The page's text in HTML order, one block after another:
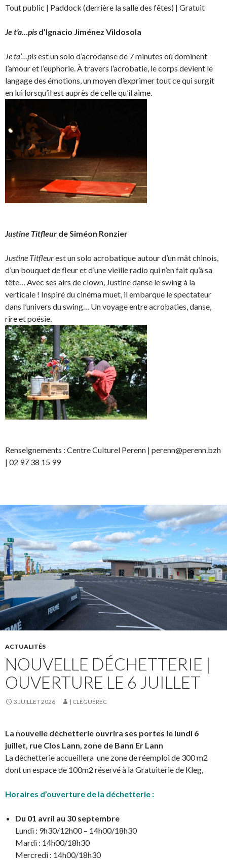
Tout public | Paddock (derrière la salle des fêtes) | Gratuit
Je t’a…pis d’Ignacio Jiménez Vildosola
Je ta’…pisest un solo d’acrodanse de 7 minutes où dominent
l’amour et l’euphorie. À travers l’acrobatie, le corps devient le
langage des émotions, un moyen d’exprimer tout ce qui surgit
en lui lorsqu’il est auprès de celle qu’il aime.
Justine Titfleur de Siméon Ronzier
Justine Titfleurest un solo acrobatique autour d’un mât chinois,
d’un bouquet de fleur et d’une vieille radio qui n’en fait qu’à sa
tête… Avec ses airs de clown, Justine danse le swing à la
verticale ! Inspiré du cinéma muet, il embarque le spectateur
dans l’univers du swing… Un voyage entre acrobaties, danse,
rire et poésie.
Renseignements : Centre Culturel Perenn | perenn@perenn.bzh
| 02 97 38 15 99
ACTUALITÉS
NOUVELLE DÉCHETTERIE |
OUVERTURE LE 6 JUILLET
3 JUILLET 2026 | CLÉGUÉREC
La nouvelle déchetterie ouvrira ses portes le lundi 6
juillet, rue Clos Lann, zone de Bann Er Lann
La déchetterie accueillera une zone de réemploi de 300 m2
dont un espace de 100m2 réservé à la Gratuiterie de Kleg,
Horaires d’ouverture de la déchetterie :
Du 01 avril au 30 septembre
Lundi : 9h30/12h00 – 14h00/18h30
Mardi : 14h00/18h30
Mercredi : 14h00/18h30